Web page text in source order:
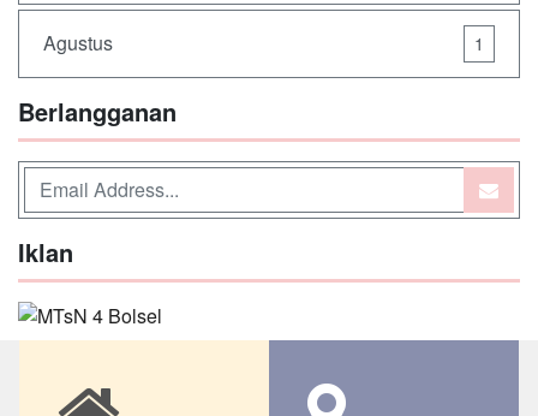
Agustus 1
Berlangganan
Iklan